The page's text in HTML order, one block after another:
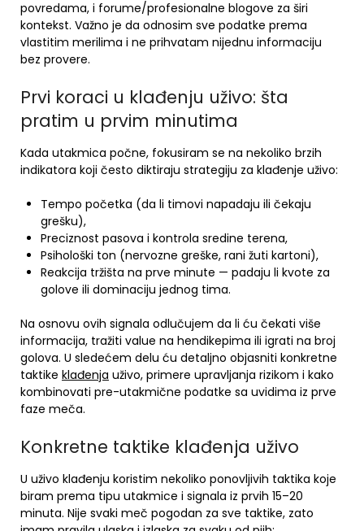
povredama, i forume/profesionalne blogove za širi
kontekst. Važno je da odnosim sve podatke prema
vlastitim merilima i ne prihvatam nijednu informaciju
bez provere.
Prvi koraci u klađenju uživo: šta
pratim u prvim minutima
Kada utakmica počne, fokusiram se na nekoliko brzih
indikatora koji često diktiraju strategiju za klađenje uživo:
Tempo početka (da li timovi napadaju ili čekaju
grešku),
Preciznost pasova i kontrola sredine terena,
Psihološki ton (nervozne greške, rani žuti kartoni),
Reakcija tržišta na prve minute — padaju li kvote za
golove ili dominaciju jednog tima.
Na osnovu ovih signala odlučujem da li ću čekati više
informacija, tražiti value na hendikepima ili igrati na broj
golova. U sledećem delu ću detaljno objasniti konkretne
taktike klađenja uživo, primere upravljanja rizikom i kako
kombinovati pre-utakmične podatke sa uvidima iz prve
faze meča.
Konkretne taktike klađenja uživo
U uživo klađenju koristim nekoliko ponovljivih taktika koje
biram prema tipu utakmice i signala iz prvih 15–20
minuta. Nije svaki meč pogodan za sve taktike, zato